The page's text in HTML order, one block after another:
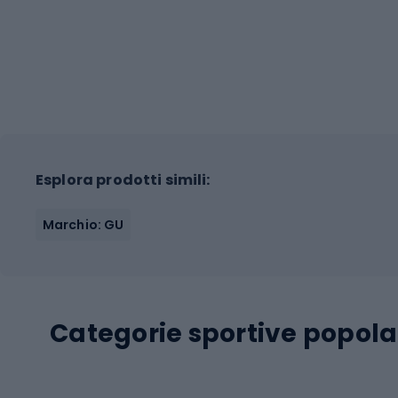
Esplora prodotti simili:
Marchio: GU
Categorie sportive